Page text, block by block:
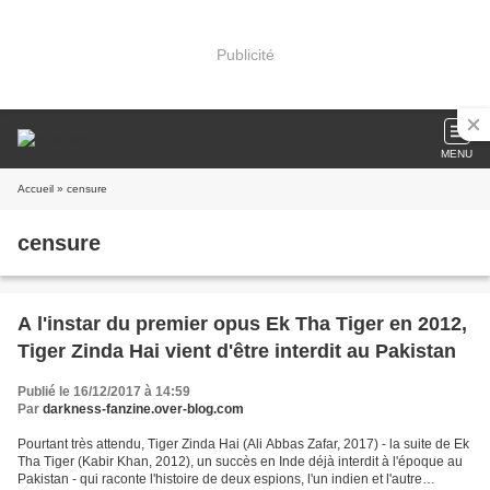
Publicité
MENU
Accueil » censure
censure
A l'instar du premier opus Ek Tha Tiger en 2012,
Tiger Zinda Hai vient d'être interdit au Pakistan
Publié le 16/12/2017 à 14:59
Par darkness-fanzine.over-blog.com
Pourtant très attendu, Tiger Zinda Hai (Ali Abbas Zafar, 2017) - la suite de Ek
Tha Tiger (Kabir Khan, 2012), un succès en Inde déjà interdit à l'époque au
Pakistan - qui raconte l'histoire de deux espions, l'un indien et l'autre